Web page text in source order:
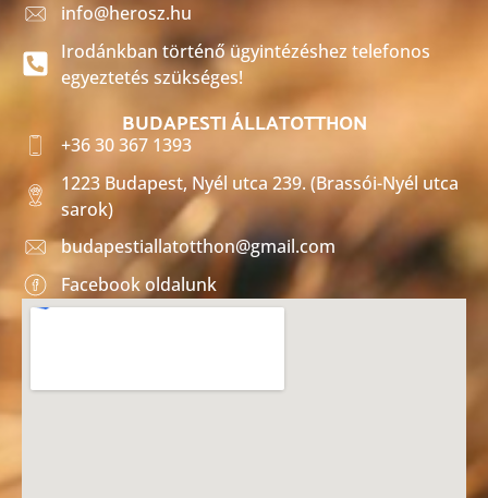
info@herosz.hu
Irodánkban történő ügyintézéshez telefonos
egyeztetés szükséges!
BUDAPESTI ÁLLATOTTHON
+36 30 367 1393
1223 Budapest, Nyél utca 239. (Brassói-Nyél utca
sarok)
budapestiallatotthon@gmail.com
Facebook oldalunk